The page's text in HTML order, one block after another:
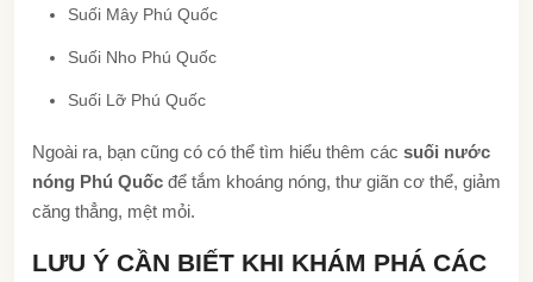
Suối Mây Phú Quốc
Suối Nho Phú Quốc
Suối Lỡ Phú Quốc
Ngoài ra, bạn cũng có có thể tìm hiểu thêm các suối nước
nóng Phú Quốc để tắm khoáng nóng, thư giãn cơ thể, giảm
căng thẳng, mệt mỏi.
LƯU Ý CẦN BIẾT KHI KHÁM PHÁ CÁC